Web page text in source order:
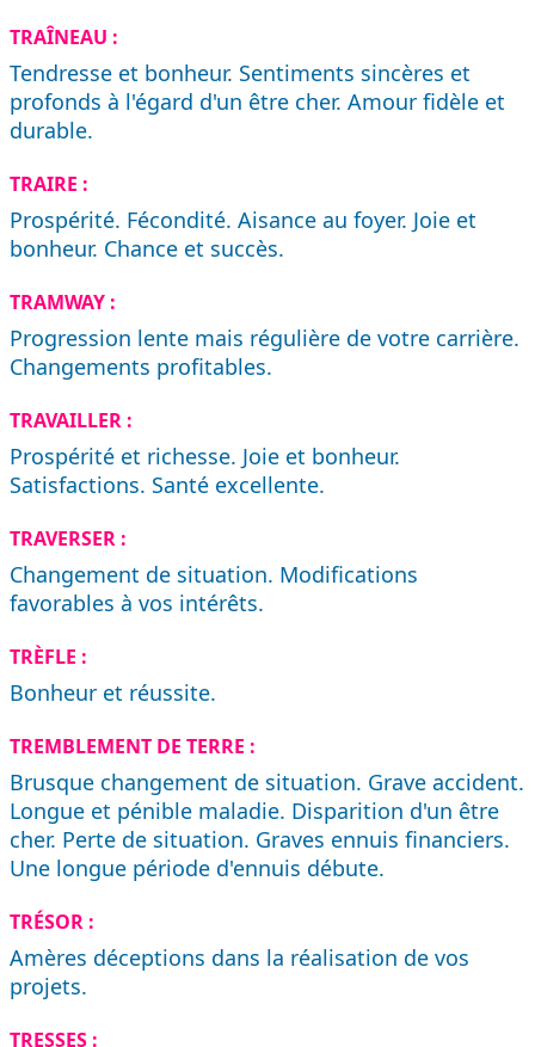
TRAÎNEAU :
Tendresse et bonheur. Sentiments sincères et
profonds à l'égard d'un être cher. Amour fidèle et
durable.
TRAIRE :
Prospérité. Fécondité. Aisance au foyer. Joie et
bonheur. Chance et succès.
TRAMWAY :
Progression lente mais régulière de votre carrière.
Changements profitables.
TRAVAILLER :
Prospérité et richesse. Joie et bonheur.
Satisfactions. Santé excellente.
TRAVERSER :
Changement de situation. Modifications
favorables à vos intérêts.
TRÈFLE :
Bonheur et réussite.
TREMBLEMENT DE TERRE :
Brusque changement de situation. Grave accident.
Longue et pénible maladie. Disparition d'un être
cher. Perte de situation. Graves ennuis financiers.
Une longue période d'ennuis débute.
TRÉSOR :
Amères déceptions dans la réalisation de vos
projets.
TRESSES :